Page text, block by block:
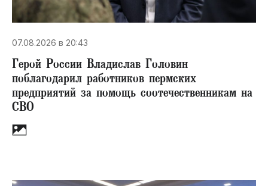
07.08.2026 в 20:43
Герой России Владислав Головин
поблагодарил работников пермских
предприятий за помощь соотечественникам на
СВО